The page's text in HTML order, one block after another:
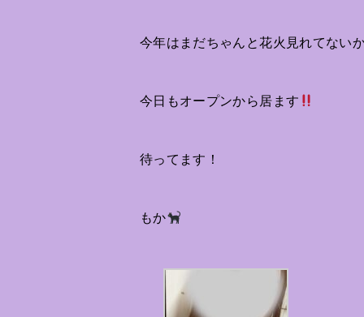
今年はまだちゃんと花火見れてない
今日もオープンから居ます
待ってます！
もか